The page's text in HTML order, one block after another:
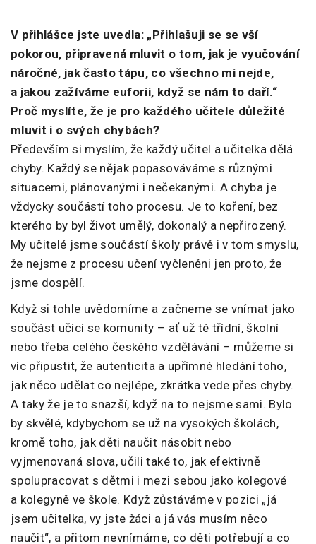
V přihlášce jste uvedla: „Přihlašuji se se vší
pokorou, připravená mluvit o tom, jak je vyučování
náročné, jak často tápu, co všechno mi nejde,
a jakou zažíváme euforii, když se nám to daří.“
Proč myslíte, že je pro každého učitele důležité
mluvit i o svých chybách?
Především si myslím, že každý učitel a učitelka dělá
chyby. Každý se nějak popasováváme s různými
situacemi, plánovanými i nečekanými. A chyba je
vždycky součástí toho procesu. Je to koření, bez
kterého by byl život umělý, dokonalý a nepřirozený.
My učitelé jsme součástí školy právě i v tom smyslu,
že nejsme z procesu učení vyčleněni jen proto, že
jsme dospělí.
Když si tohle uvědomíme a začneme se vnímat jako
součást učící se komunity – ať už té třídní, školní
nebo třeba celého českého vzdělávání – můžeme si
víc připustit, že autenticita a upřímné hledání toho,
jak něco udělat co nejlépe, zkrátka vede přes chyby.
A taky že je to snazší, když na to nejsme sami. Bylo
by skvělé, kdybychom se už na vysokých školách,
kromě toho, jak děti naučit násobit nebo
vyjmenovaná slova, učili také to, jak efektivně
spolupracovat s dětmi i mezi sebou jako kolegové
a kolegyně ve škole. Když zůstáváme v pozici „já
jsem učitelka, vy jste žáci a já vás musím něco
naučit“, a přitom nevnímáme, co děti potřebují a co